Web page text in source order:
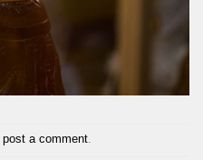
post a comment.